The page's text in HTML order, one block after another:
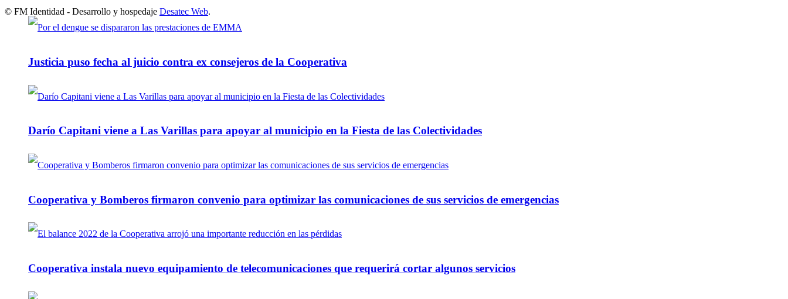
Justicia puso fecha al juicio contra ex consejeros de la Cooperativa
Darío Capitani viene a Las Varillas para apoyar al municipio en la Fiesta de las Colectividades
Cooperativa y Bomberos firmaron convenio para optimizar las comunicaciones de sus servicios de emergencias
Cooperativa instala nuevo equipamiento de telecomunicaciones que requerirá cortar algunos servicios
© FM Identidad - Desarrollo y hospedaje Desatec Web.